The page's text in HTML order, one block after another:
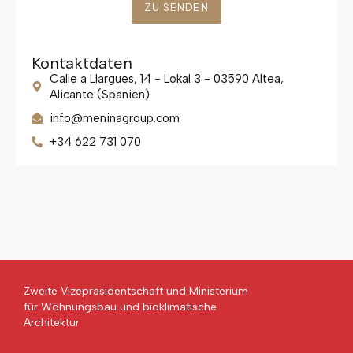
ZU SENDEN
Kontaktdaten
Calle a Llargues, 14 - Lokal 3 - 03590 Altea,
Alicante (Spanien)
info@meninagroup.com
+34 622 731 070
Zweite Vizepräsidentschaft und Ministerium
für Wohnungsbau und bioklimatische
Architektur